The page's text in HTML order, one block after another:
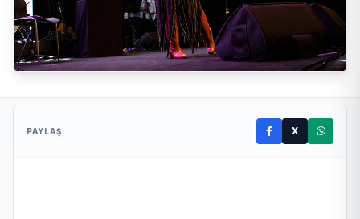
PAYLAŞ: X